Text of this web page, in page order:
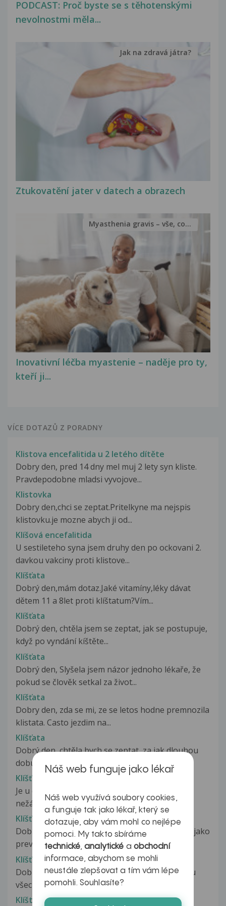
PODCAST: Proč byste se s těhotenskými
nevolnostmi měla...
Ztukovatění jater v datech a obrazech
Jak na zdravá játra?
Inovativní léčba myastenie – naděje pro ty,
kteří ji...
Myasthenia gravis – vše, co...
VÍCE DOTAZŮ Z PORADNY
Klistova encefalitida u 2 letého dítěte
Dobry den, pred 14 dny mel muj 2 lety syn kliste.
Pravdepodobne mladsi vyvojove...
Klistovka
Dobry den,chci se zeptat.Pritelkyne ma nejspis
klistovku.je mozne abych ji od...
Klíšová encefalitida
U sestileteho syna jsem druhy den po ockovani 2.
davkou vakciny proti klistove...
Klíšťata
Dobrý den,mám dotaz.Jaké vitamíny,léky dávat
dětem 11 a 8let proti klíštatum?Vím...
Klíšťata
Dobrý den, chtěla jsem se zeptat, jak se postupuje,
když po vyndání kíštěte...
Klíšťata
Dobrý den, Slyšela jsem názor jednoho lékaře, že
pokud se člověk setkal za život...
Klíšťata
Dobry den, zda se mi, ze se letos hodne premnozila
klistata. Casto jezdim na...
Klíšťata
Dobrý den, chtěla bych se zeptat, za jak dlouhou
dobu po odstranění klíštěte...
Klíšťata
Je u dítěte nutné očkování proti klíšťatům? Má
nežádoucí účinky?
Klíšťata a B-komplex
Dobrý den, slyšela jsem, že B-komplex funguje jako
prevence před klíšťaty....
Klíšťata očkování
Dobrý den, chtěla jsem se zeptat, mám zasebou
všechny tři vakcíny na klíšťovku....
Klíště
Náš web funguje jako lékař
Náš web využívá soubory cookies,
a funguje tak jako lékař, který se
dotazuje, aby vám mohl co nejlépe
pomoci. My takto sbíráme
technické,analytické a obchodní
informace, abychom se mohli
neustále zlepšovat a tím vám lépe
pomohli. Souhlasíte?